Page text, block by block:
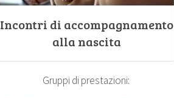
Incontri di accompagnamento
alla nascita
Gruppi di prestazioni: